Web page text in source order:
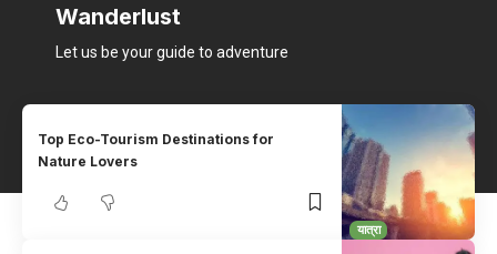
Wanderlust
Let us be your guide to adventure
यात्रा
Top Eco-Tourism Destinations for
Nature Lovers